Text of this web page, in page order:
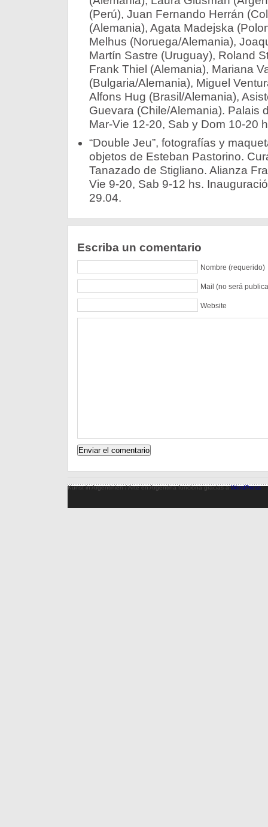
(Perú), Juan Fernando Herrán
(Alemania), Agata Madejska
Melhus (Noruega/Alemania),
Martín Sastre (Uruguay), Roland
Frank Thiel (Alemania), Mariana
(Bulgaria/Alemania), Miguel
Alfons Hug (Brasil/Alemania),
Guevara (Chile/Alemania). Palais
Mar-Vie 12-20, Sab y Dom 10-20
“Double Jeu”, fotografías y
objetos de Esteban Pastorino.
Tanazado de Stigliano. Alianza
Vie 9-20, Sab 9-12 hs.
29.04.
Escriba un comentario
Nombre (requerido)
Mail (no será
Website
Kunst in Argentinien / Arte en Argentina funciona gracias aWordPress